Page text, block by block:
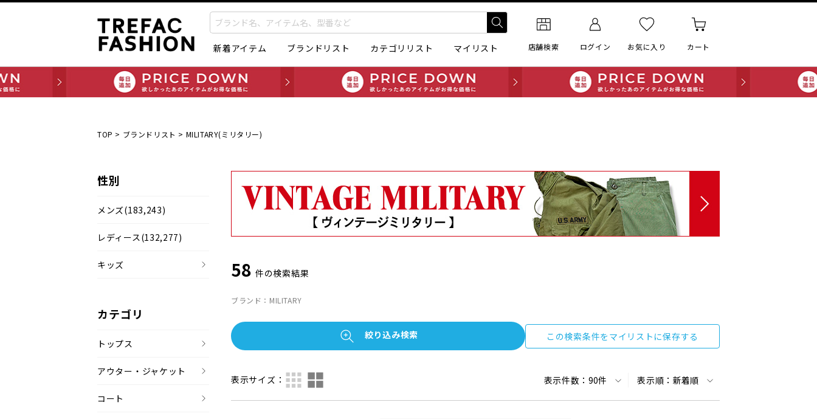
新着アイテム ブランドリスト カテゴリリスト マイリスト 店舗検索 ログイン お気に入り カート
TOP > ブランドリスト > MILITARY(ミリタリー)
性別
メンズ(183,243)
レディース(132,277)
キッズ
カテゴリ
トップス
アウター・ジャケット
コート
58 件の検索結果
ブランド：MILITARY
絞り込み検索 この検索条件をマイリストに保存する
表示サイズ： 表示件数：90件 表示順： 新着順